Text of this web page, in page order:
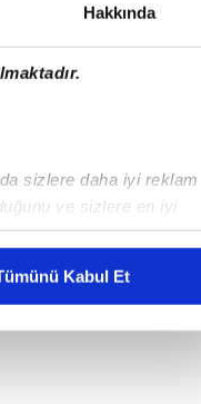
Hakkında
sizlere daha iyi reklam
ve sizlere en iyi
karşılamak
kullanılmaktadır. Bu
sunulması
Kabul Et